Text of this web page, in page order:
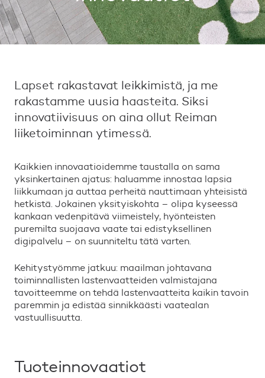
Lapset rakastavat leikkimistä, ja me
rakastamme uusia haasteita. Siksi
innovatiivisuus on aina ollut Reiman
liiketoiminnan ytimessä.
Kaikkien innovaatioidemme taustalla on sama
yksinkertainen ajatus: haluamme innostaa lapsia
liikkumaan ja auttaa perheitä nauttimaan yhteisistä
hetkistä. Jokainen yksityiskohta – olipa kyseessä
kankaan vedenpitävä viimeistely, hyönteisten
puremilta suojaava vaate tai edistyksellinen
digipalvelu – on suunniteltu tätä varten.
Kehitystyömme jatkuu: maailman johtavana
toiminnallisten lastenvaatteiden valmistajana
tavoitteemme on tehdä lastenvaatteita kaikin tavoin
paremmin ja edistää sinnikkäästi vaatealan
vastuullisuutta.
Tuoteinnovaatiot